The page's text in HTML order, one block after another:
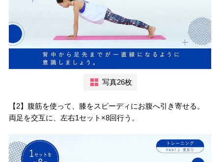
写真26枚
【2】腹筋を使って、膝をスピーディにお腹へ引き寄せる。
両足を交互に、左右1セット×8回行う。